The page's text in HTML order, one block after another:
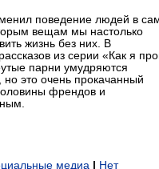
поведение людей в
вещам мы настолько
жизнь без них. В
из серии «Как я
парни умудряются
но это очень прокачанный
френдов и
медиа | Нет